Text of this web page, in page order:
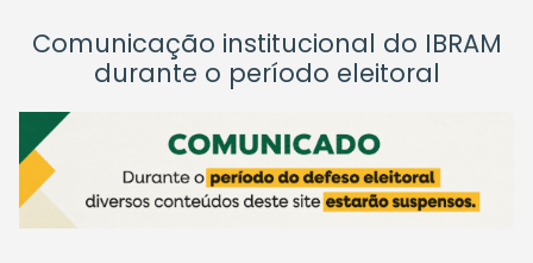
Comunicação institucional do IBRAM
durante o período eleitoral